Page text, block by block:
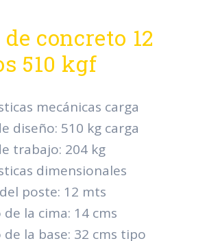
concreto 12
510 kgf
mecánicas carga
diseño: 510 kg carga
trabajo: 204 kg
dimensionales
poste: 12 mts
la cima: 14 cms
la base: 32 cms tipo